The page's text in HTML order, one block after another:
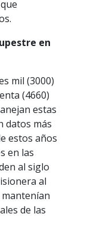
en
mil (3000)
(4660)
estas
datos más
estos años
en las
al siglo
al
de las